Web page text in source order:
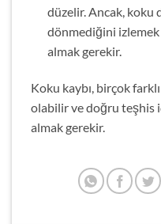
düzelir. Ancak, koku
dönmediğini izlemek
almak gerekir.
Koku kaybı, birçok
olabilir ve doğru teşhis
almak gerekir.